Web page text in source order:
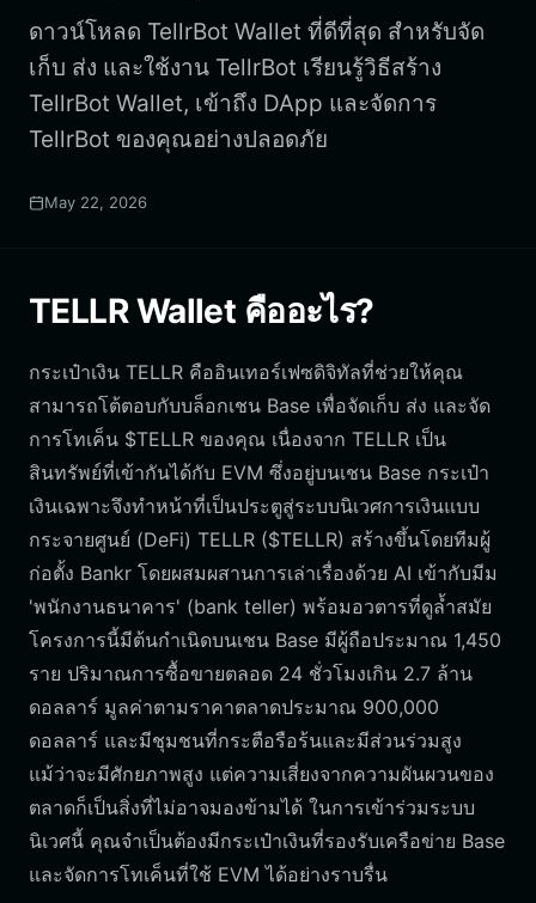
Português (Brasil)
Español (Argentina)
ดาวน์โหลด TellrBot Wallet ที่ดีที่สุด สำหรับจัด
เก็บ ส่ง และใช้งาน TellrBot เรียนรู้วิธีสร้าง
TellrBot Wallet, เข้าถึง DApp และจัดการ
TellrBot ของคุณอย่างปลอดภัย
May 22, 2026
TELLR Wallet คืออะไร?
กระเป๋าเงิน TELLR คืออินเทอร์เฟซดิจิทัลที่ช่วยให้คุณ
สามารถโต้ตอบกับบล็อกเชน Base เพื่อจัดเก็บ ส่ง และจัด
การโทเค็น $TELLR ของคุณ เนื่องจาก TELLR เป็น
สินทรัพย์ที่เข้ากันได้กับ EVM ซึ่งอยู่บนเชน Base กระเป๋า
เงินเฉพาะจึงทำหน้าที่เป็นประตูสู่ระบบนิเวศการเงินแบบ
กระจายศูนย์ (DeFi) TELLR ($TELLR) สร้างขึ้นโดยทีมผู้
ก่อตั้ง Bankr โดยผสมผสานการเล่าเรื่องด้วย AI เข้ากับมีม
'พนักงานธนาคาร' (bank teller) พร้อมอวตารที่ดูล้ำสมัย
โครงการนี้มีต้นกำเนิดบนเชน Base มีผู้ถือประมาณ 1,450
ราย ปริมาณการซื้อขายตลอด 24 ชั่วโมงเกิน 2.7 ล้าน
ดอลลาร์ มูลค่าตามราคาตลาดประมาณ 900,000
ดอลลาร์ และมีชุมชนที่กระตือรือร้นและมีส่วนร่วมสูง
แม้ว่าจะมีศักยภาพสูง แต่ความเสี่ยงจากความผันผวนของ
ตลาดก็เป็นสิ่งที่ไม่อาจมองข้ามได้ ในการเข้าร่วมระบบ
นิเวศนี้ คุณจำเป็นต้องมีกระเป๋าเงินที่รองรับเครือข่าย Base
และจัดการโทเค็นที่ใช้ EVM ได้อย่างราบรื่น